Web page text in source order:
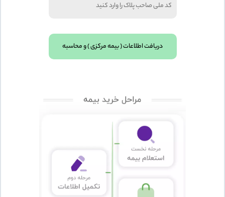
دریافت اطلاعات ( بیمه مرکزی ) و محاسبه